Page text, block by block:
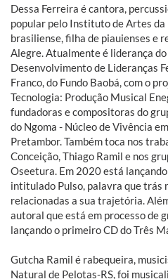
Dessa Ferreira é cantora,
popular pelo Instituto de Artes da
brasiliense, filha de piauienses e
Alegre. Atualmente é liderança
Desenvolvimento de Lideranças
Franco, do Fundo Baobá, com o
Tecnologia: Produção Musical
fundadoras e compositoras do
do Ngoma - Núcleo de Vivência
Pretambor. Também toca nos
Conceição, Thiago Ramil e nos
Oseetura. Em 2020 está
intitulado Pulso, palavra que trás
relacionadas a sua trajetória.
autoral que está em processo de
lançando o primeiro CD do Três
Gutcha Ramil é rabequeira,
Natural de Pelotas-RS, foi